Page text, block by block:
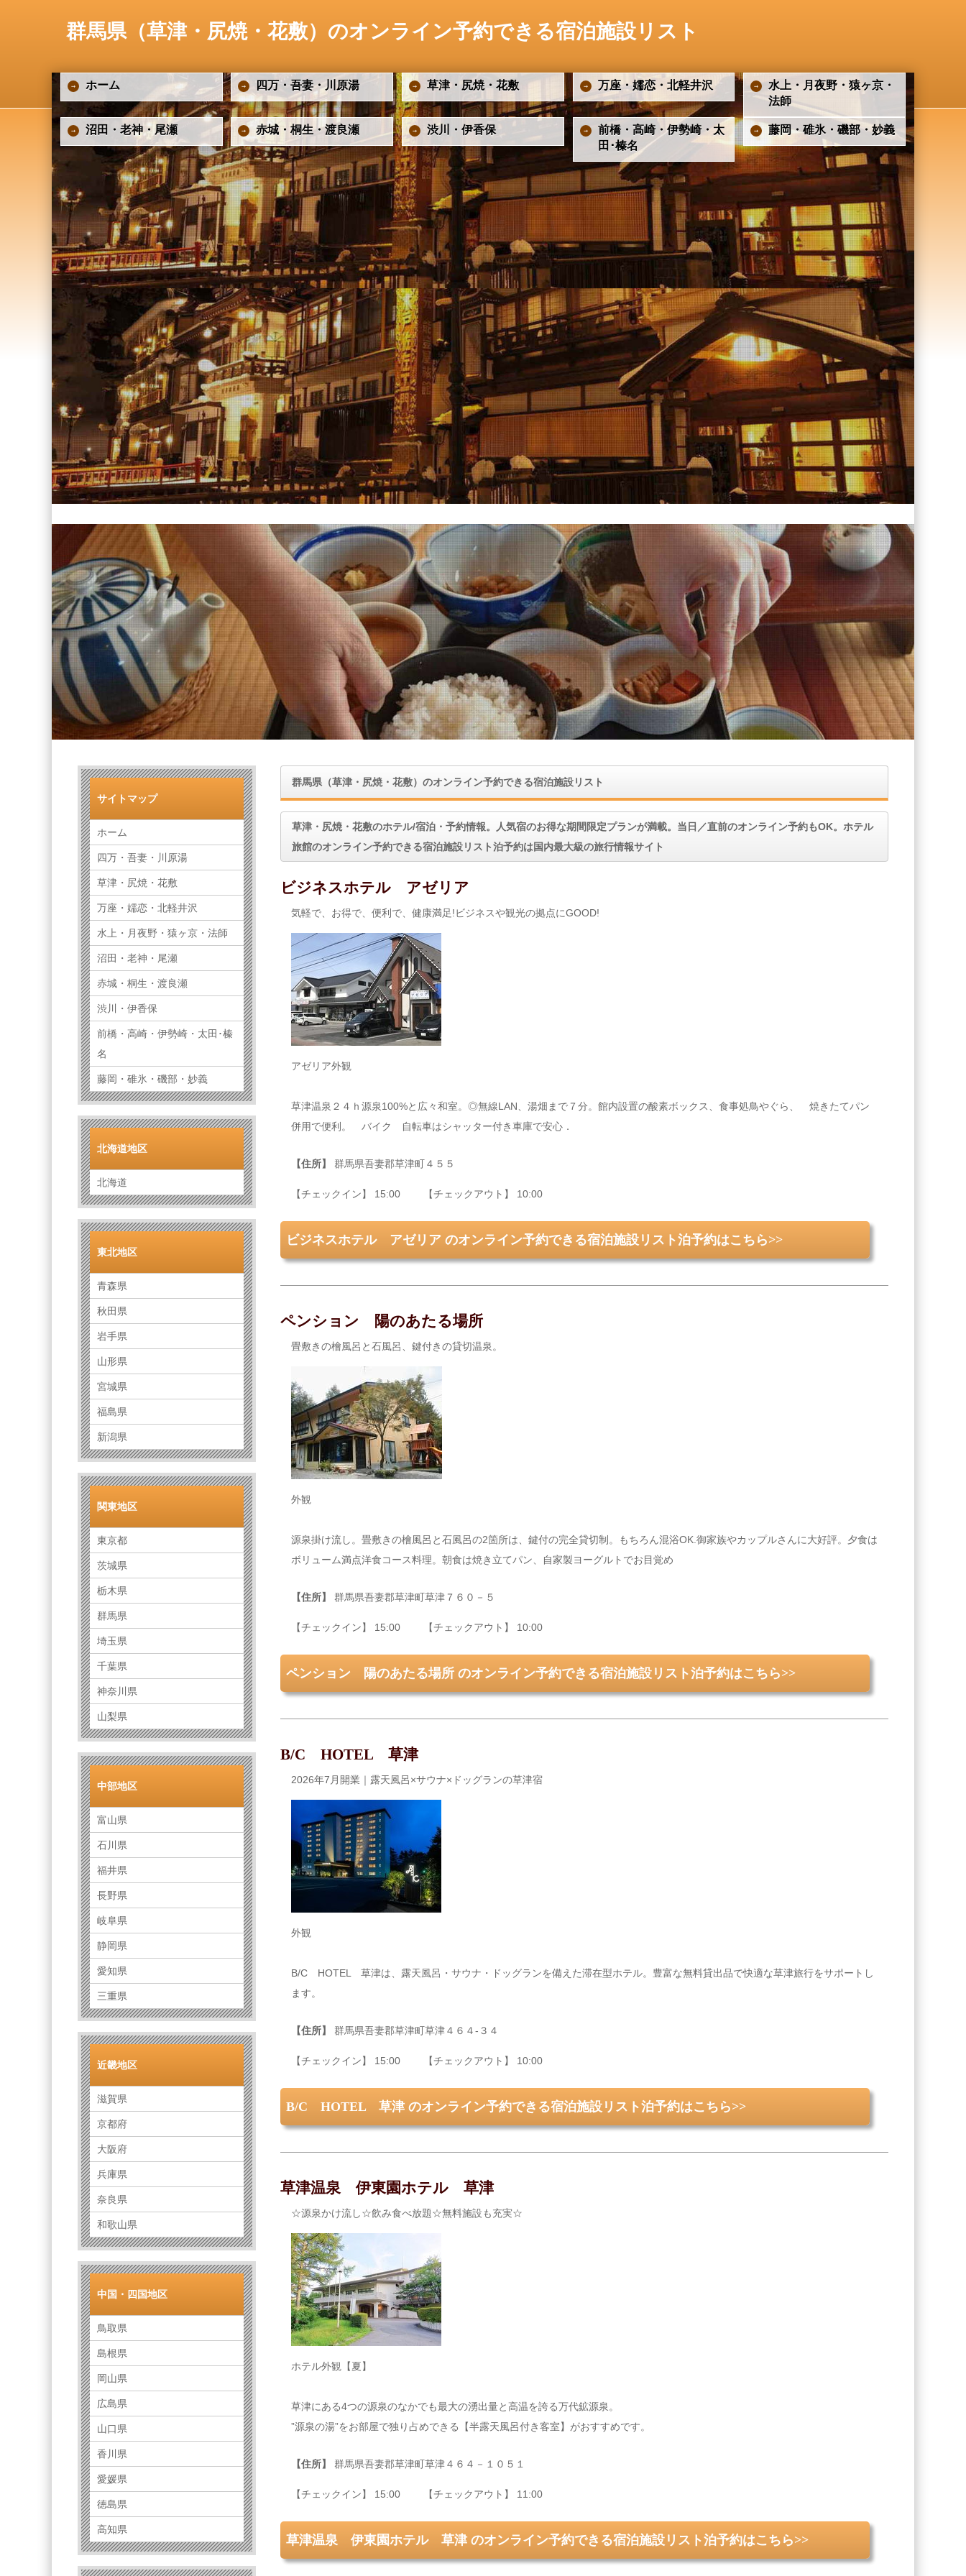
群馬県（草津・尻焼・花敷）のオンライン予約できる宿泊施設リスト
ホーム 四万・吾妻・川原湯 草津・尻焼・花敷 万座・嬬恋・北軽井沢
水上・月夜野・猿ヶ京・
法師
沼田・老神・尾瀬
赤城・桐生・渡良瀬 渋川・伊香保
前橋・高崎・伊勢崎・太
田･榛名
藤岡・碓氷・磯部・妙義
群馬県（草津・尻焼・花敷）のオンライン予約できる宿泊施設リスト
草津・尻焼・花敷のホテル/宿泊・予約情報。人気宿のお得な期間限定プランが満載。当日／直前のオンライン予約もOK。ホテル
旅館のオンライン予約できる宿泊施設リスト泊予約は国内最大級の旅行情報サイト
ビジネスホテル アゼリア
気軽で、お得で、便利で、健康満足!ビジネスや観光の拠点にGOOD!
アゼリア外観
草津温泉２４ｈ源泉100%と広々和室。◎無線LAN、湯畑まで７分。館内設置の酸素ボックス、食事処鳥やぐら、 焼きたてパン
併用で便利。 バイク 自転車はシャッター付き車庫で安心．
【住所】 群馬県吾妻郡草津町４５５
【チェックイン】 15:00 【チェックアウト】 10:00
ビジネスホテル アゼリア のオンライン予約できる宿泊施設リスト泊予約はこちら>>
ペンション 陽のあたる場所
畳敷きの檜風呂と石風呂、鍵付きの貸切温泉。
外観
源泉掛け流し。畳敷きの檜風呂と石風呂の2箇所は、鍵付の完全貸切制。もちろん混浴OK.御家族やカップルさんに大好評。夕食は
ボリューム満点洋食コース料理。朝食は焼き立てパン、自家製ヨーグルトでお目覚め
【住所】 群馬県吾妻郡草津町草津７６０－５
【チェックイン】 15:00 【チェックアウト】 10:00
ペンション 陽のあたる場所 のオンライン予約できる宿泊施設リスト泊予約はこちら>>
B/C HOTEL 草津
2026年7月開業｜露天風呂×サウナ×ドッグランの草津宿
外観
B/C HOTEL 草津は、露天風呂・サウナ・ドッグランを備えた滞在型ホテル。豊富な無料貸出品で快適な草津旅行をサポートし
ます。
【住所】 群馬県吾妻郡草津町草津４６４‐３４
【チェックイン】 15:00 【チェックアウト】 10:00
B/C HOTEL 草津 のオンライン予約できる宿泊施設リスト泊予約はこちら>>
草津温泉 伊東園ホテル 草津
☆源泉かけ流し☆飲み食べ放題☆無料施設も充実☆
ホテル外観【夏】
草津にある4つの源泉のなかでも最大の湧出量と高温を誇る万代鉱源泉。
”源泉の湯”をお部屋で独り占めできる【半露天風呂付き客室】がおすすめです。
【住所】 群馬県吾妻郡草津町草津４６４－１０５１
【チェックイン】 15:00 【チェックアウト】 11:00
草津温泉 伊東園ホテル 草津 のオンライン予約できる宿泊施設リスト泊予約はこちら>>
サイトマップ
ホーム
四万・吾妻・川原湯
草津・尻焼・花敷
万座・嬬恋・北軽井沢
水上・月夜野・猿ヶ京・法師
沼田・老神・尾瀬
赤城・桐生・渡良瀬
渋川・伊香保
前橋・高崎・伊勢崎・太田･榛
名
藤岡・碓氷・磯部・妙義
北海道地区
北海道
東北地区
青森県
秋田県
岩手県
山形県
宮城県
福島県
新潟県
関東地区
東京都
茨城県
栃木県
群馬県
埼玉県
千葉県
神奈川県
山梨県
中部地区
富山県
石川県
福井県
長野県
岐阜県
静岡県
愛知県
三重県
近畿地区
滋賀県
京都府
大阪府
兵庫県
奈良県
和歌山県
中国・四国地区
鳥取県
島根県
岡山県
広島県
山口県
香川県
愛媛県
徳島県
高知県